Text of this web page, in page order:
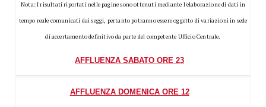
Nota: I risultati riportati nelle pagine sono ottenuti mediante l'elaborazione di dati in
tempo reale comunicati dai seggi, pertanto potranno essere oggetto di variazioni in sede
di accertamento definitivo da parte del competente Ufficio Centrale.
AFFLUENZA SABATO ORE 23
AFFLUENZA DOMENICA ORE 12